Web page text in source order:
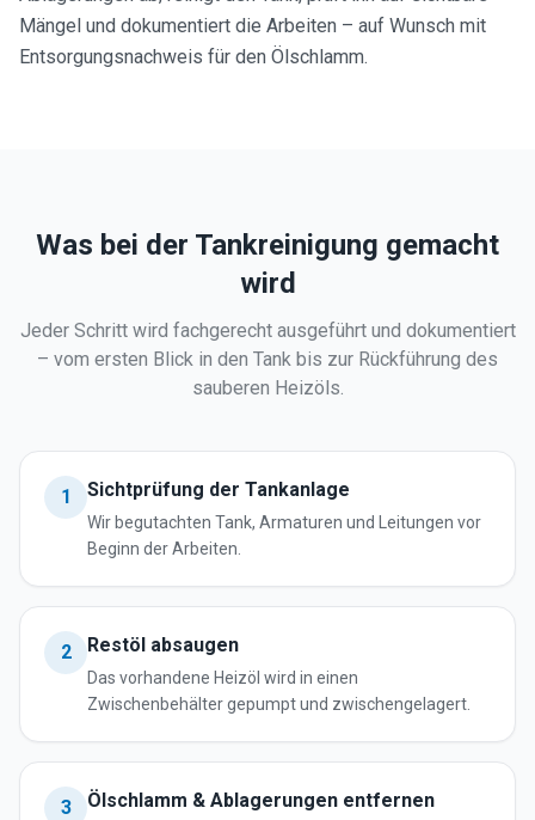
Mängel und dokumentiert die Arbeiten – auf Wunsch mit
Entsorgungsnachweis für den Ölschlamm.
Was bei der Tankreinigung gemacht
wird
Jeder Schritt wird fachgerecht ausgeführt und dokumentiert
– vom ersten Blick in den Tank bis zur Rückführung des
sauberen Heizöls.
1 Sichtprüfung der Tankanlage
Wir begutachten Tank, Armaturen und Leitungen vor
Beginn der Arbeiten.
2 Restöl absaugen
Das vorhandene Heizöl wird in einen
Zwischenbehälter gepumpt und zwischengelagert.
3 Ölschlamm & Ablagerungen entfernen